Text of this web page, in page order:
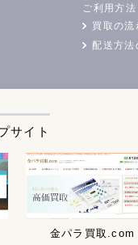
ご利用方法
買取の流
配送方法
サイト
金パラ買取.com